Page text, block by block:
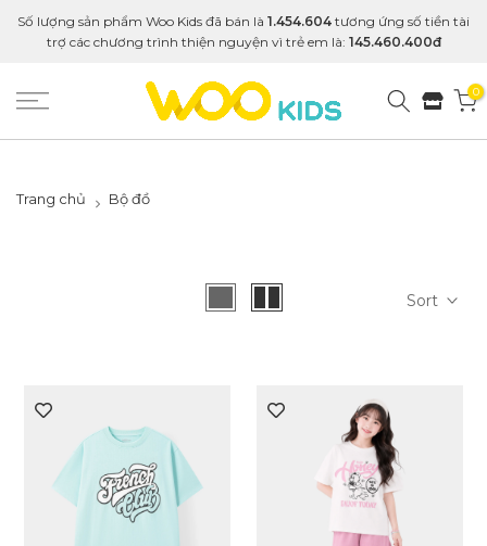
Số lượng sản phẩm Woo Kids đã bán là 1.454.604 tương ứng số tiền tài
trợ các chương trình thiện nguyện vì trẻ em là: 145.460.400đ
0
Trang chủ Bộ đồ
Sort